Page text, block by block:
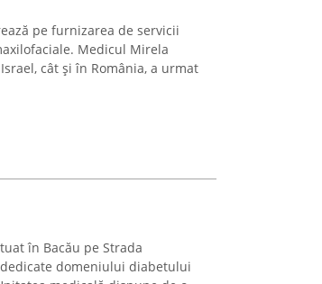
pe furnizarea de servicii
Medicul Mirela
cât și în România, a urmat
în Bacău pe Strada
domeniului diabetului